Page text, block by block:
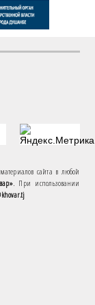
сайта в любой
. При использовании